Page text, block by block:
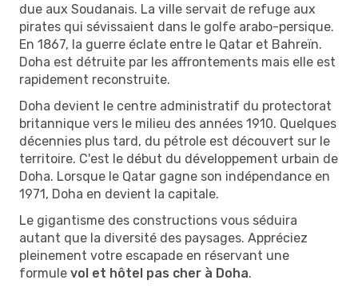
due aux Soudanais. La ville servait de refuge aux
pirates qui sévissaient dans le golfe arabo-persique.
En 1867, la guerre éclate entre le Qatar et Bahreïn.
Doha est détruite par les affrontements mais elle est
rapidement reconstruite.
Doha devient le centre administratif du protectorat
britannique vers le milieu des années 1910. Quelques
décennies plus tard, du pétrole est découvert sur le
territoire. C'est le début du développement urbain de
Doha. Lorsque le Qatar gagne son indépendance en
1971, Doha en devient la capitale.
Le gigantisme des constructions vous séduira
autant que la diversité des paysages. Appréciez
pleinement votre escapade en réservant une
formule vol et hôtel pas cher à Doha.